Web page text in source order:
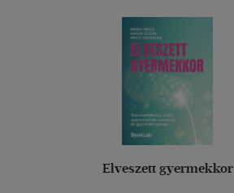
Elveszett gyermekkor